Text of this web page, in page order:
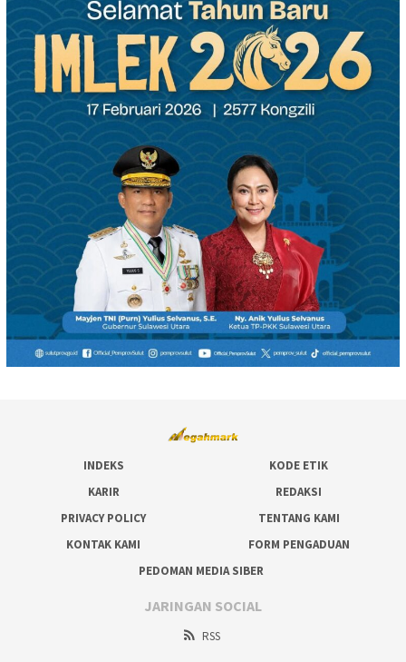
INDEKS
KODE ETIK
KARIR
REDAKSI
PRIVACY POLICY
TENTANG KAMI
KONTAK KAMI
FORM PENGADUAN
PEDOMAN MEDIA SIBER
JARINGAN SOCIAL
RSS